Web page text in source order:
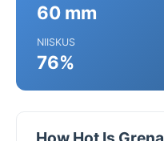
60 mm
NIISKUS
76%